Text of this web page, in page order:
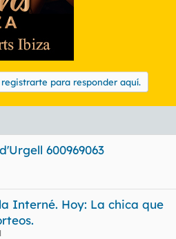
para responder aquí.
600969063
Interné. Hoy: La chica que